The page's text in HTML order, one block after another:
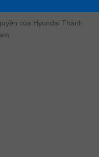
của Hyundai Thành